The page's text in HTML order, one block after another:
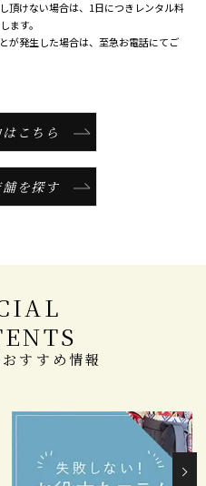
頂けない場合は、1日につきレンタル料
ます。
が発生した場合は、至急お電話にてご
こちら
を探す
すすめ情報